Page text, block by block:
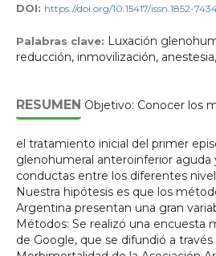
DOI: https://doi.org/10.15417/issn.1852-
Palabras clave: Luxación
reducción, inmovilización,
RESUMEN Objetivo: Conocer los
el tratamiento inicial del primer
glenohumeral anteroinferior aguda
conductas entre los diferentes
Nuestra hipótesis es que los
Argentina presentan una gran
Métodos: Se realizó una encuesta
de Google, que se difundió a